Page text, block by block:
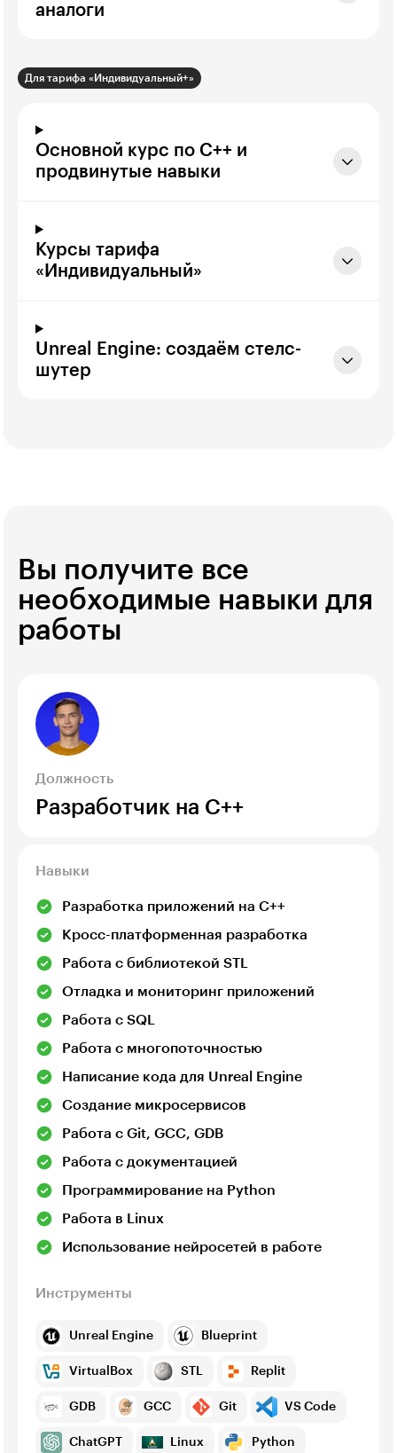
аналоги
Для тарифа «Индивидуальный+»
Основной курс по C++ и
продвинутые навыки
Курсы тарифа
«Индивидуальный»
Unreal Engine: создаём стелс-
шутер
Вы получите все
необходимые навыки для
работы
Должность
Разработчик на C++
Навыки
Разработка приложений на C++
Кросс-платформенная разработка
Работа с библиотекой STL
Отладка и мониторинг приложений
Работа с SQL
Работа с многопоточностью
Написание кода для Unreal Engine
Создание микросервисов
Работа с Git, GCC, GDB
Работа с документацией
Программирование на Python
Работа в Linux
Использование нейросетей в работе
Инструменты
Unreal Engine Blueprint
VirtualBox STL Replit
GDB GCC Git VS Code
ChatGPT Linux Python